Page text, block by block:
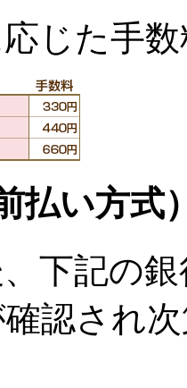
じた手
払い方式
下記の
認され